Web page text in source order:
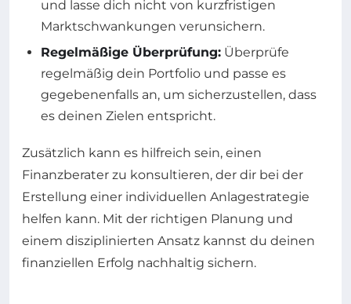
und lasse dich nicht von kurzfristigen
Marktschwankungen verunsichern.
Regelmäßige Überprüfung: Überprüfe
regelmäßig dein Portfolio und passe es
gegebenenfalls an, um sicherzustellen, dass
es deinen Zielen entspricht.
Zusätzlich kann es hilfreich sein, einen
Finanzberater zu konsultieren, der dir bei der
Erstellung einer individuellen Anlagestrategie
helfen kann. Mit der richtigen Planung und
einem disziplinierten Ansatz kannst du deinen
finanziellen Erfolg nachhaltig sichern.